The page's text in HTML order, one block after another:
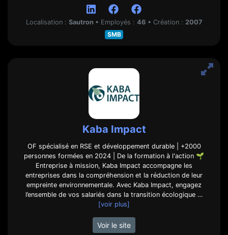
Localisation : Sautron • Employés : 46 • Création : 2007
SMB
Kaba Impact
OF spécialisé en RSE et développement durable | +2000
personnes formées en 2024 | De la formation à l'action 🌱
Entreprise à mission, Kaba Impact accompagne les
entreprises dans la compréhension et la réduction de leur
empreinte environnementale. Avec Kaba Impact, engagez
l’ensemble de vos salariés dans la transition écologique …
[voir plus]
Voir le site